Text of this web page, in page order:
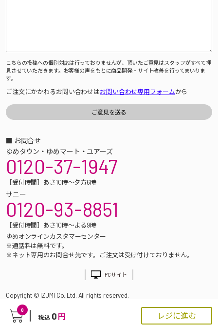
0
税込 0 円 レジに進む
こちらの投稿への個別対応は行っておりませんが、頂いたご意見はスタッフがすべて拝
見させていただきます。お客様の声をもとに商品開発・サイト改善を行ってまいりま
す。
ご注文にかかわるお問い合わせはお問い合わせ専用フォームから
■ お問合せ
ゆめタウン・ゆめマート・ユアーズ
0120-37-1947
［受付時間］あさ10時～夕方6時
サニー
0120-93-8851
［受付時間］あさ10時～よる9時
ゆめオンラインカスタマーセンター
※通話料は無料です。
※ネット専用のお問合せ先です。ご注文は受け付けておりません。
PCサイト
Copyright © IZUMI Co.,Ltd. All rights reserved.